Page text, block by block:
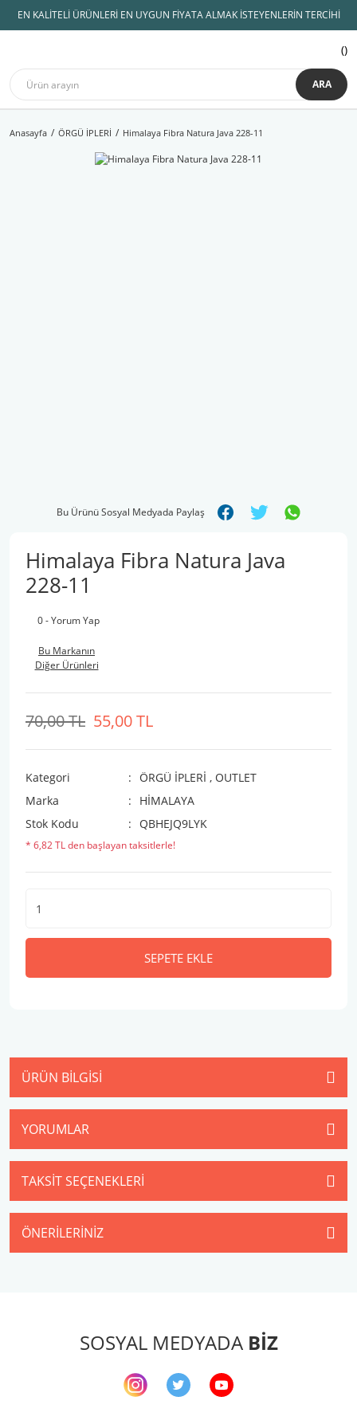
EN KALİTELİ ÜRÜNLERİ EN UYGUN FİYATA ALMAK İSTEYENLERİN TERCİHİ
ARA
Anasayfa ÖRGÜ İPLERİ Himalaya Fibra Natura Java 228-11
Bu Ürünü Sosyal Medyada Paylaş
Himalaya Fibra Natura Java
228-11
0 - Yorum Yap
Bu Markanın
Diğer Ürünleri
55,00 TL
70,00 TL
Kategori ÖRGÜ İPLERİ , OUTLET
Marka
HİMALAYA
Stok Kodu
QBHEJQ9LYK
* 6,82 TL den başlayan taksitlerle!
SEPETE EKLE
ÜRÜN BILGISI
YORUMLAR
TAKSIT SEÇENEKLERI
ÖNERILERINIZ
SOSYAL MEDYADA BİZ